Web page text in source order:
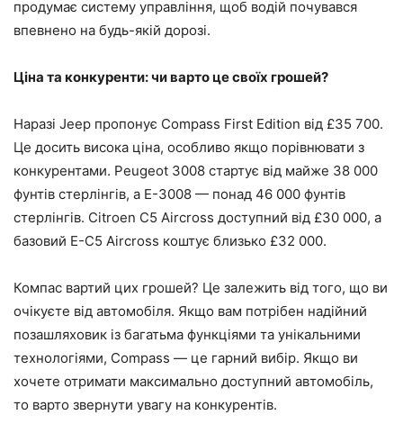
продумає систему управління, щоб водій почувався
впевнено на будь-якій дорозі.
Ціна та конкуренти: чи варто це своїх грошей?
Наразі Jeep пропонує Compass First Edition від £35 700.
Це досить висока ціна, особливо якщо порівнювати з
конкурентами. Peugeot 3008 стартує від майже 38 000
фунтів стерлінгів, а E-3008 — понад 46 000 фунтів
стерлінгів. Citroen C5 Aircross доступний від £30 000, а
базовий E-C5 Aircross коштує близько £32 000.
Компас вартий цих грошей? Це залежить від того, що ви
очікуєте від автомобіля. Якщо вам потрібен надійний
позашляховик із багатьма функціями та унікальними
технологіями, Compass — це гарний вибір. Якщо ви
хочете отримати максимально доступний автомобіль,
то варто звернути увагу на конкурентів.